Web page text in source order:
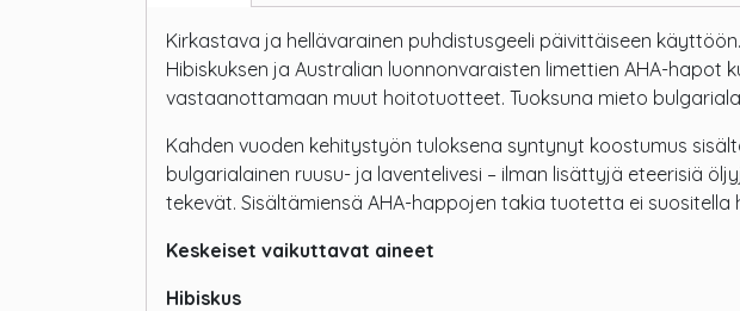
Kirkastava ja hellävarainen puhdistusgeeli päivittäiseen käyttöön.
Hibiskuksen ja Australian luonnonvaraisten limettien AHA-
vastaanottamaan muut hoitotuotteet. Tuoksuna mieto
Kahden vuoden kehitystyön tuloksena syntynyt koostumus
bulgarialainen ruusu- ja laventelivesi – ilman lisättyjä eteerisiä
tekevät. Sisältämiensä AHA-happojen takia tuotetta ei suositella
Keskeiset vaikuttavat aineet
Hibiskus